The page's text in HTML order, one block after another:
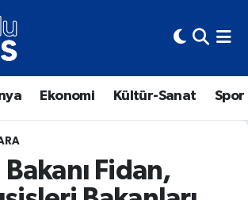
Ekonomi Kültür-Sanat Spor
Bakanı Fidan,
Durumu ve Fikstür